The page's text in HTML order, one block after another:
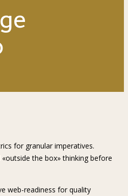
for granular imperatives.
the box» thinking before
web-readiness for quality